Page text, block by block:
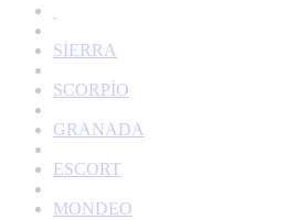
SİERRA
SCORPİO
GRANADA
ESCORT
MONDEO